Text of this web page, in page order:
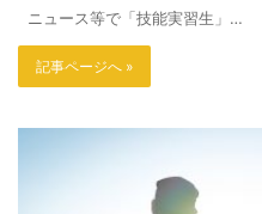
ニュース等で「技能実習生」…
記事ページへ »